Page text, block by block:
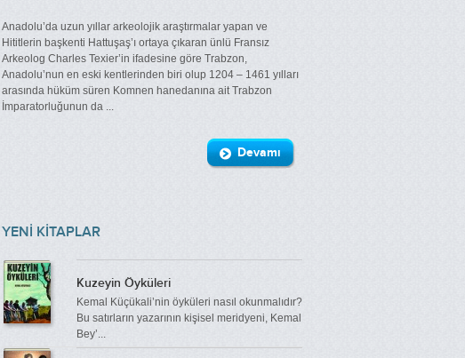
Anadolu’da uzun yıllar arkeolojik araştırmalar yapan ve
Hititlerin başkenti Hattuşaş’ı ortaya çıkaran ünlü Fransız
Arkeolog Charles Texier’in ifadesine göre Trabzon,
Anadolu’nun en eski kentlerinden biri olup 1204 – 1461 yılları
arasında hüküm süren Komnen hanedanına ait Trabzon
İmparatorluğunun da ...
Devamı
YENİ KİTAPLAR
Kuzeyin Öyküleri
Kemal Küçükali’nin öyküleri nasıl okunmalıdır?
Bu satırların yazarının kişisel meridyeni, Kemal
Bey’...